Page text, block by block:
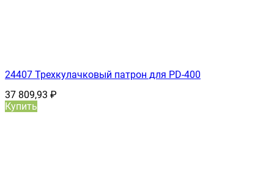
24407 Трехкулачковый патрон для PD-400
37 809,93 ₽
Купить